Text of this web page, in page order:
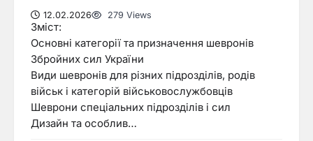
12.02.2026 279 Views
Зміст:
Основні категорії та призначення шевронів
Збройних сил України
Види шевронів для різних підрозділів, родів
військ і категорій військовослужбовців
Шеврони спеціальних підрозділів і сил
Дизайн та особлив…